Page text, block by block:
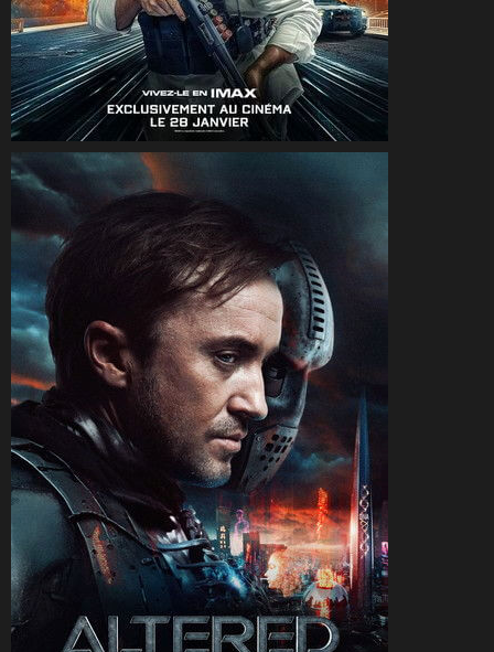
CineSam 23 janvier 2026